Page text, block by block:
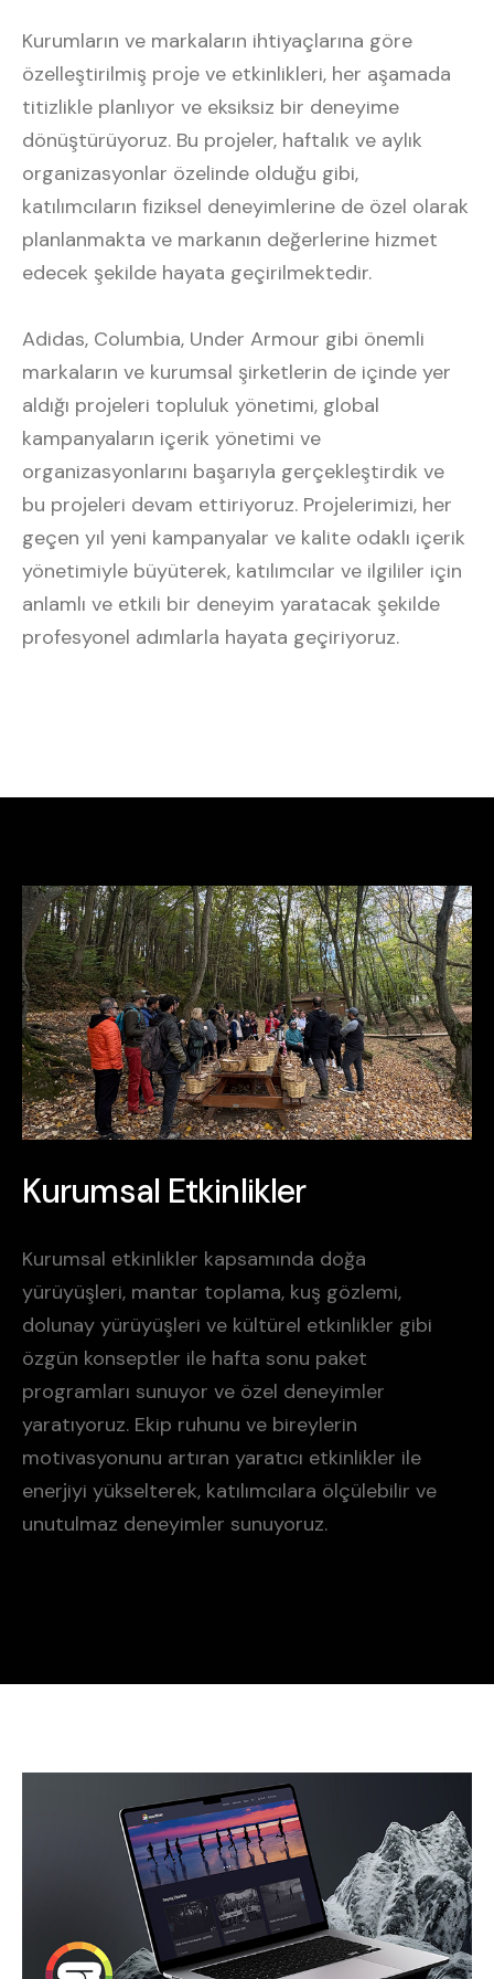
Kurumların ve markaların ihtiyaçlarına göre
özelleştirilmiş proje ve etkinlikleri, her aşamada
titizlikle planlıyor ve eksiksiz bir deneyime
dönüştürüyoruz. Bu projeler, haftalık ve aylık
organizasyonlar özelinde olduğu gibi,
katılımcıların fiziksel deneyimlerine de özel olarak
planlanmakta ve markanın değerlerine hizmet
edecek şekilde hayata geçirilmektedir.
Adidas, Columbia, Under Armour gibi önemli
markaların ve kurumsal şirketlerin de içinde yer
aldığı projeleri topluluk yönetimi, global
kampanyaların içerik yönetimi ve
organizasyonlarını başarıyla gerçekleştirdik ve
bu projeleri devam ettiriyoruz. Projelerimizi, her
geçen yıl yeni kampanyalar ve kalite odaklı içerik
yönetimiyle büyüterek, katılımcılar ve ilgililer için
anlamlı ve etkili bir deneyim yaratacak şekilde
profesyonel adımlarla hayata geçiriyoruz.
Kurumsal Etkinlikler
Kurumsal etkinlikler kapsamında doğa
yürüyüşleri, mantar toplama, kuş gözlemi,
dolunay yürüyüşleri ve kültürel etkinlikler gibi
özgün konseptler ile hafta sonu paket
programları sunuyor ve özel deneyimler
yaratıyoruz. Ekip ruhunu ve bireylerin
motivasyonunu artıran yaratıcı etkinlikler ile
enerjiyi yükselterek, katılımcılara ölçülebilir ve
unutulmaz deneyimler sunuyoruz.